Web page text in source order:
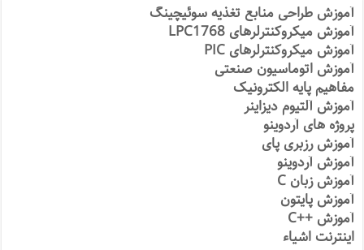
آموزش طراحی منابع تغذیه سوئیچینگ
آموزش میکروکنترلرهای LPC1768
آموزش میکروکنترلرهای PIC
آموزش اتوماسیون صنعتی
مفاهیم پایه الکترونیک
آموزش آلتیوم دیزاینر
پروژه های آردوینو
آموزش رزبری پای
آموزش آردوینو
آموزش زبان C
آموزش پایتون
آموزش ++C
اینترنت اشیاء